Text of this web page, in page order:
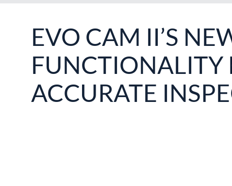
EVO CAM II’S
FUNCTIONALITY
ACCURATE